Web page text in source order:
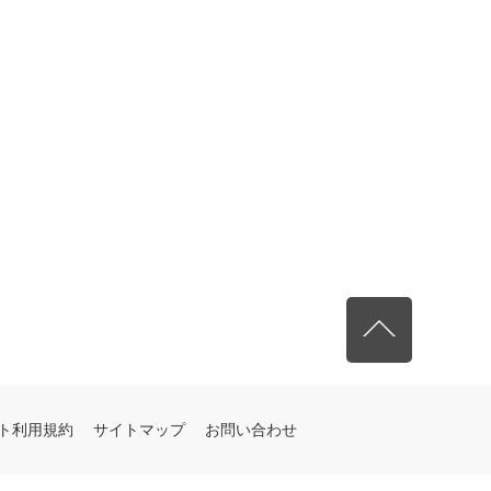
利用規約 サイトマップ お問い合わせ